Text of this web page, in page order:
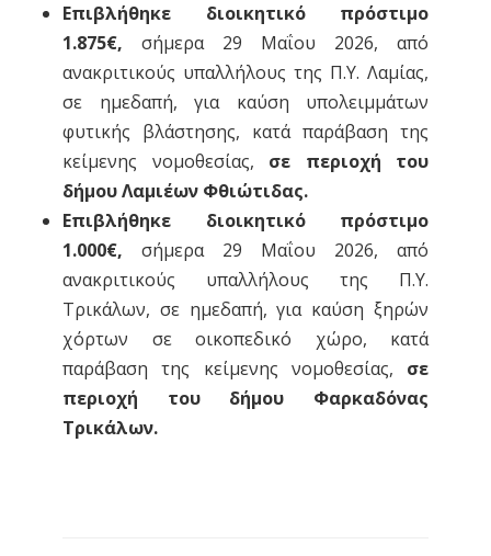
Επιβλήθηκε διοικητικό πρόστιμο
1.875€, σήμερα 29 Μαΐου 2026, από
ανακριτικούς υπαλλήλους της Π.Υ. Λαμίας,
σε ημεδαπή, για καύση υπολειμμάτων
φυτικής βλάστησης, κατά παράβαση της
κείμενης νομοθεσίας, σε περιοχή του
δήμου Λαμιέων Φθιώτιδας.
Επιβλήθηκε διοικητικό πρόστιμο
1.000€, σήμερα 29 Μαΐου 2026, από
ανακριτικούς υπαλλήλους της Π.Υ.
Τρικάλων, σε ημεδαπή, για καύση ξηρών
χόρτων σε οικοπεδικό χώρο, κατά
παράβαση της κείμενης νομοθεσίας, σε
περιοχή του δήμου Φαρκαδόνας
Τρικάλων.